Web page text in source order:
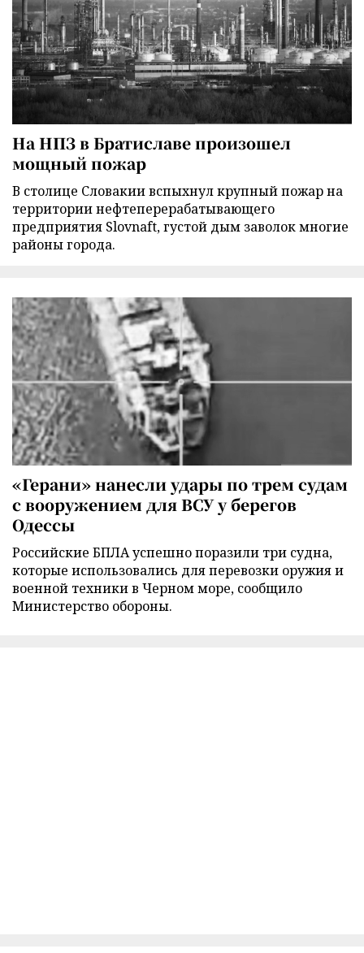
На НПЗ в Братиславе произошел
мощный пожар
В столице Словакии вспыхнул крупный пожар на
территории нефтеперерабатывающего
предприятия Slovnaft, густой дым заволок многие
районы города.
«Герани» нанесли удары по трем судам
с вооружением для ВСУ у берегов
Одессы
Российские БПЛА успешно поразили три судна,
которые использовались для перевозки оружия и
военной техники в Черном море, сообщило
Министерство обороны.